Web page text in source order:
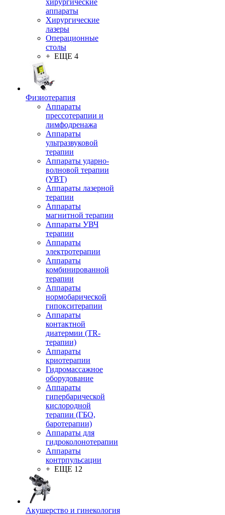
хирургические
аппараты
Хирургические
лазеры
Операционные
столы
+ ЕЩЕ 4
Физиотерапия
Аппараты
прессотерапии и
лимфодренажа
Аппараты
ультразвуковой
терапии
Аппараты ударно-
волновой терапии
(УВТ)
Аппараты лазерной
терапии
Аппараты
магнитной терапии
Аппараты УВЧ
терапии
Аппараты
электротерапии
Аппараты
комбинированной
терапии
Аппараты
нормобарической
гипокситерапии
Аппараты
контактной
диатермии (TR-
терапии)
Аппараты
криотерапии
Гидромассажное
оборудование
Аппараты
гипербарической
кислородной
терапии (ГБО,
баротерапии)
Аппараты для
гидроколонотерапии
Аппараты
контрпульсации
+ ЕЩЕ 12
Акушерство и гинекология